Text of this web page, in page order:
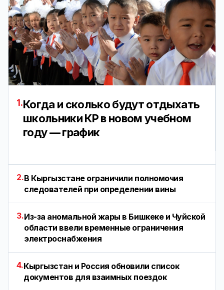
1.Когда и сколько будут отдыхать
школьники КР в новом учебном
году — график
2.В Кыргызстане ограничили полномочия
следователей при определении вины
3.Из-за аномальной жары в Бишкеке и Чуйской
области ввели временные ограничения
электроснабжения
4.Кыргызстан и Россия обновили список
документов для взаимных поездок